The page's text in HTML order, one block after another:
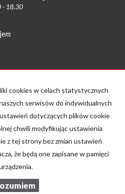
- 18.30
Program dla biur nieruchomości
Virgo
cookies w celach statystycznych
serwisów do indywidualnych
dotyczących plików cookie
chwili modyfikując ustawienia
z tej strony bez zmian ustawień
że będą one zapisane w pamięci